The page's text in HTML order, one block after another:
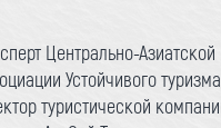
Центрально-Азиатской
Устойчивого
туристической